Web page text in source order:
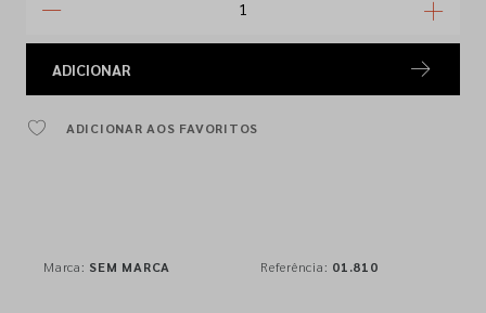
ADICIONAR
ADICIONAR AOS FAVORITOS
Marca: SEM MARCA Referência: 01.810